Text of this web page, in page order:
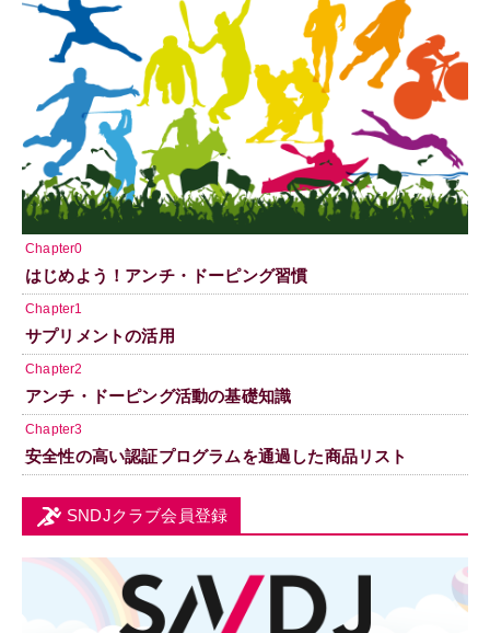
Chapter0
はじめよう！アンチ・ドーピング習慣
Chapter1
サプリメントの活用
Chapter2
アンチ・ドーピング活動の基礎知識
Chapter3
安全性の高い認証プログラムを通過した商品リスト
SNDJクラブ会員登録